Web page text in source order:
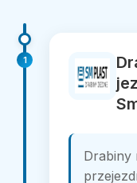
1
Drabiny